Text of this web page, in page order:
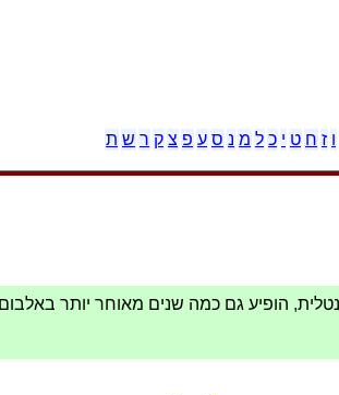
ו ז ח ט י כ ל מ נ ס ע פ צ ק ר ש ת
הופיע גם כמה שנים מאוחר יותר